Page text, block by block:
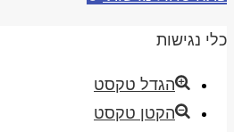
כלי נגישות
הגדל טקסט
הקטן טקסט